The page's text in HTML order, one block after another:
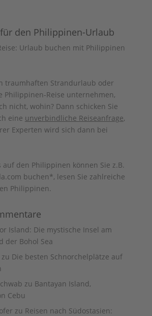
den Philippinen-Urlaub
traumhaften Strandurlaub oder
Philippinen-Reise unternehmen,
nicht, wohin? Dann schicken Sie
eine unverbindliche Reiseanfrage,
Experten wird sich dann bei
auf den Philippinen können Sie z.B.
buchen*, lesen Sie zahlreiche
Philippinen.
Island: Die mystische Insel am
der Bohol Sea
zu Die besten Schnorchelplätze auf
zu Bantayan Island,
Cebu
zu Reisen nach Südostasien: